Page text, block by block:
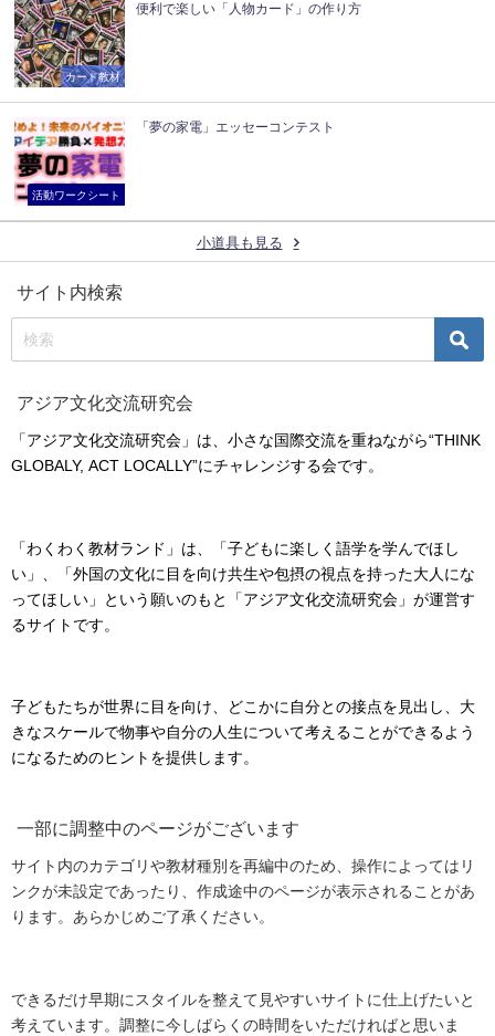
カード教材
便利で楽しい「人物カード」の作り方
活動ワークシート
「夢の家電」エッセーコンテスト
小道具も見る
サイト内検索
アジア文化交流研究会
「アジア文化交流研究会」は、小さな国際交流を重ねながら“THINK
GLOBALY, ACT LOCALLY”にチャレンジする会です。
「わくわく教材ランド」は、「子どもに楽しく語学を学んでほし
い」、「外国の文化に目を向け共生や包摂の視点を持った大人にな
ってほしい」という願いのもと「アジア文化交流研究会」が運営す
るサイトです。
子どもたちが世界に目を向け、どこかに自分との接点を見出し、大
きなスケールで物事や自分の人生について考えることができるよう
になるためのヒントを提供します。
一部に調整中のページがございます
サイト内のカテゴリや教材種別を再編中のため、操作によってはリ
ンクが未設定であったり、作成途中のページが表示されることがあ
ります。あらかじめご了承ください。
できるだけ早期にスタイルを整えて見やすいサイトに仕上げたいと
考えています。調整に今しばらくの時間をいただければと思いま